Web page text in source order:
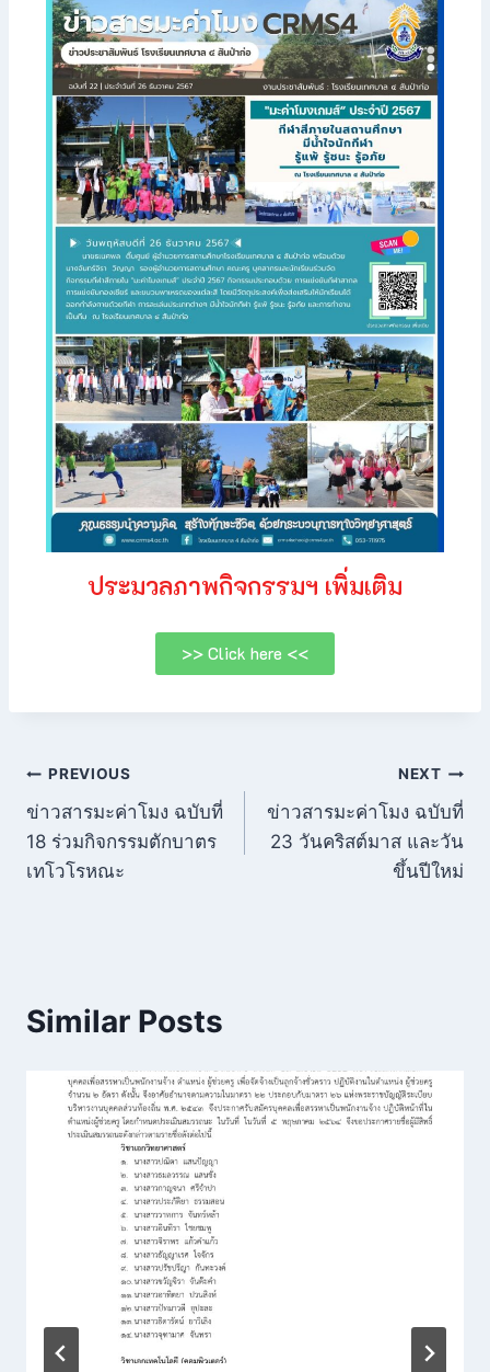
ประมวลภาพกิจกรรมฯ เพิ่มเติม
>> Click here <<
PREVIOUS
ข่าวสารมะค่าโมง ฉบับที่
18 ร่วมกิจกรรมตักบาตร
เทโวโรหณะ
NEXT
ข่าวสารมะค่าโมง ฉบับที่
23 วันคริสต์มาส และวัน
ขึ้นปีใหม่
Similar Posts